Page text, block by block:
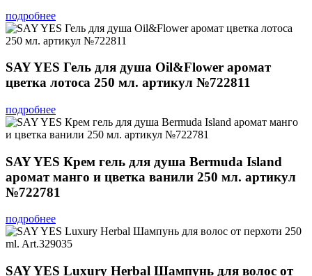
подробнее
SAY YES Гель для душа Oil&Flower аромат
цветка лотоса 250 мл. артикул №722811
подробнее
SAY YES Крем гель для душа Bermuda Island
аромат манго и цветка ванили 250 мл. артикул
№722781
подробнее
SAY YES Luxury Herbal Шампунь для волос от